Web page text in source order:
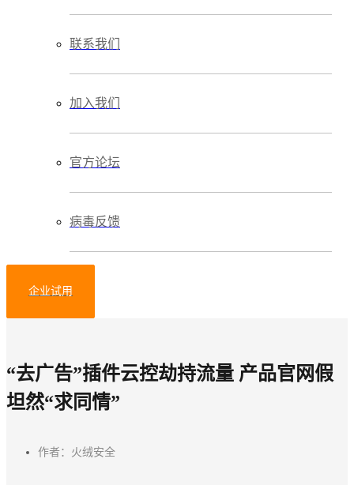
联系我们
加入我们
官方论坛
病毒反馈
企业试用
“去广告”插件云控劫持流量 产品官网假
坦然“求同情”
作者：火绒安全